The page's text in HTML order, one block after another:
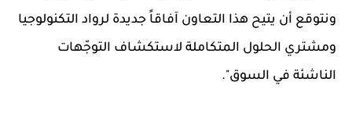
ونتوقع أن يتيح هذا التعاون آفاقاً جديدة لرواد التكنولوجيا
ومشتري الحلول المتكاملة لاستكشاف التوجّهات
الناشئة في السوق".